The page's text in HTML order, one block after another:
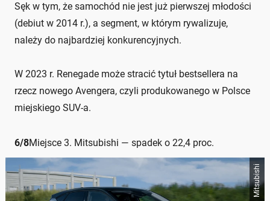
Sęk w tym, że samochód nie jest już pierwszej młodości
(debiut w 2014 r.), a segment, w którym rywalizuje,
należy do najbardziej konkurencyjnych.
W 2023 r. Renegade może stracić tytuł bestsellera na
rzecz nowego Avengera, czyli produkowanego w Polsce
miejskiego SUV-a.
6/8Miejsce 3. Mitsubishi — spadek o 22,4 proc.
Mitsubishi